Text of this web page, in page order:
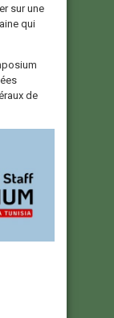
sur une
qui
de